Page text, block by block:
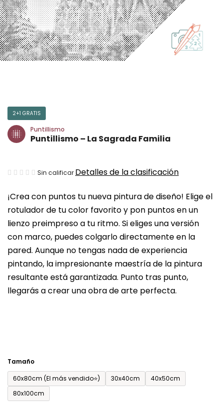
¡Crea con puntos tu nueva pintura de diseño! Elige el
rotulador de tu color favorito y pon puntos en un
lienzo preimpreso a tu ritmo. Si eliges una versión
con marco, puedes colgarlo directamente en la
pared. Aunque no tengas nada de experiencia
pintando, la impresionante maestría de la pintura
resultante está garantizada. Punto tras punto,
llegarás a crear una obra de arte perfecta.
Tamaño
60x80cm (El más vendido⭐)
30x40cm
40x50cm
80x100cm
2+1 GRATIS
Puntillismo
Puntillismo – La Sagrada Familia
La
media
del
producto
es
de
0,0
sobre
5
Sin calificar Detalles de la clasificación